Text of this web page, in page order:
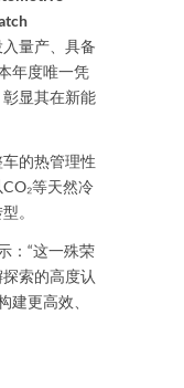
量产、具备
年度唯一凭
显其在新能
的热管理性
等天然冷
。
：“这一殊荣
索的高度认
建更高效、